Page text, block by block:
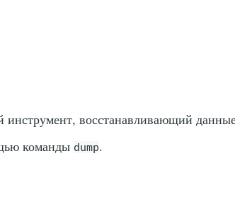
восстанавливающий
команды dump.